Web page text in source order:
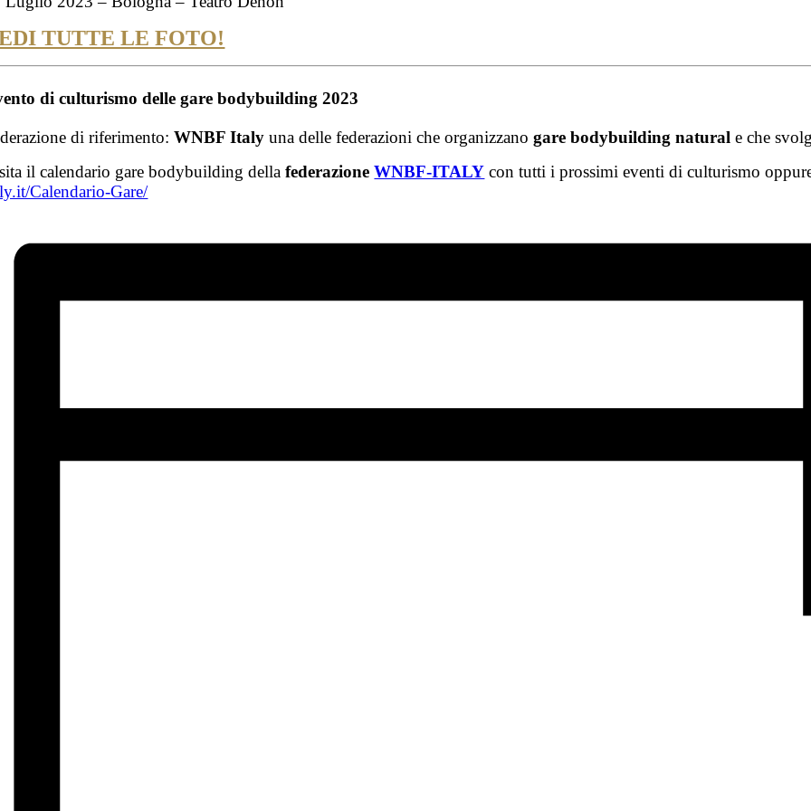
TUTTE LE FOTO!
di culturismo dellegare bodybuilding 2023
di riferimento:WNBF Italyuna delle federazioni che organizzanogare bodybuilding natural e che
il calendario gare bodybuilding dellafederazioneWNBF-ITALY con tutti i prossimi eventi di culturismo
Calendario-Gare/